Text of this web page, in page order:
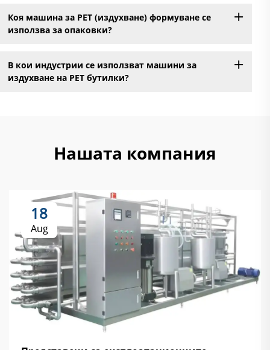
Коя машина за PET (издухване) формуване се
използва за опаковки?
В кои индустрии се използват машини за
издухване на PET бутилки?
Нашата компания
18
Aug